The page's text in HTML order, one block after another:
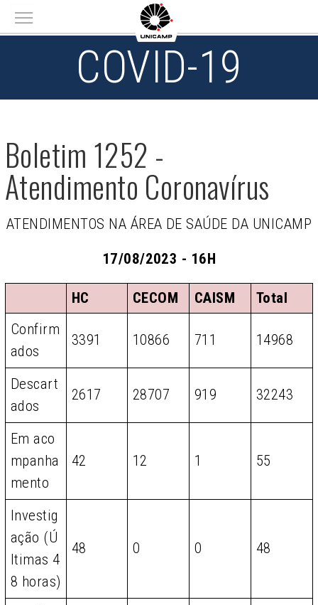
Main menu
COVID-19
Boletim 1252 -
Atendimento Coronavírus
ATENDIMENTOS NA ÁREA DE SAÚDE DA UNICAMP
17/08/2023 - 16H
HC CECOM CAISM
Total
Confirm
ados
3391 10866 711 14968
Descart
ados
2617 28707 919 32243
Em aco
mpanha
mento
42 12 1 55
Investig
ação (Ú
ltimas 4
8 horas)
48 0 0 48